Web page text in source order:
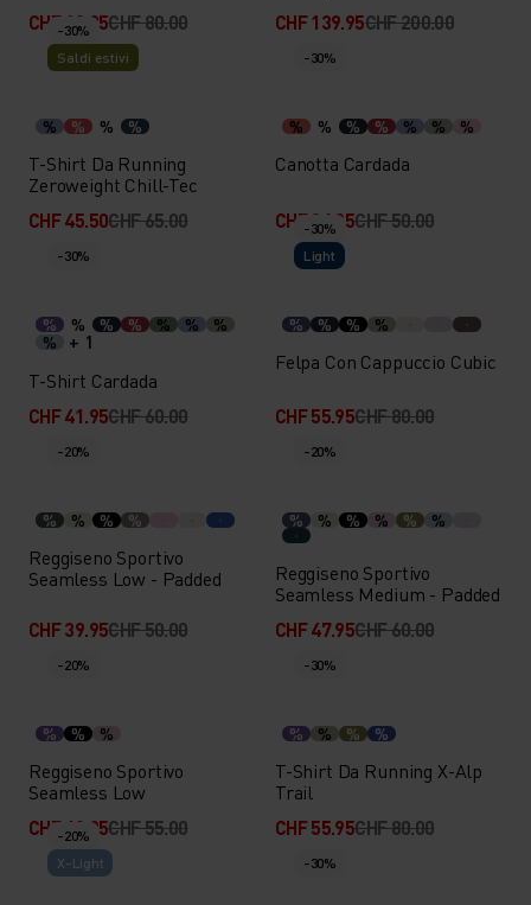
CHF 63.95CHF 80.00
CHF 139.95CHF 200.00
-30%
Saldi estivi
% % % %
T-Shirt Da Running
Zeroweight Chill-Tec
CHF 45.50CHF 65.00
-30%
% % % % % % %
Canotta Cardada
CHF 34.95CHF 50.00
-30%
% % % % % %
%
%
+ 1
T-Shirt Cardada
CHF 41.95CHF 60.00
-30%
Light
% % % %
Felpa Con Cappuccio Cubic
CHF 55.95CHF 80.00
-20%
% % % %
Reggiseno Sportivo
Seamless Low - Padded
CHF 39.95CHF 50.00
-20%
% % % % % %
Reggiseno Sportivo
Seamless Medium - Padded
CHF 47.95CHF 60.00
-20%
% % %
Reggiseno Sportivo
Seamless Low
CHF 43.95CHF 55.00
-30%
% % % %
T-Shirt Da Running X-Alp
Trail
CHF 55.95CHF 80.00
-20%
X-Light
-30%